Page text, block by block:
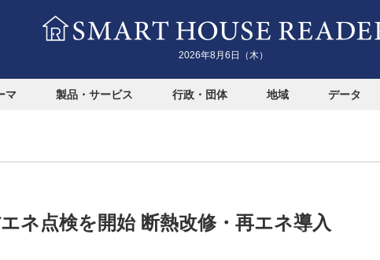
2026年8月6日（木）
マ 製品・サービス 行政・団体 地域 データ
ネ点検を開始 断熱改修・再エネ導入